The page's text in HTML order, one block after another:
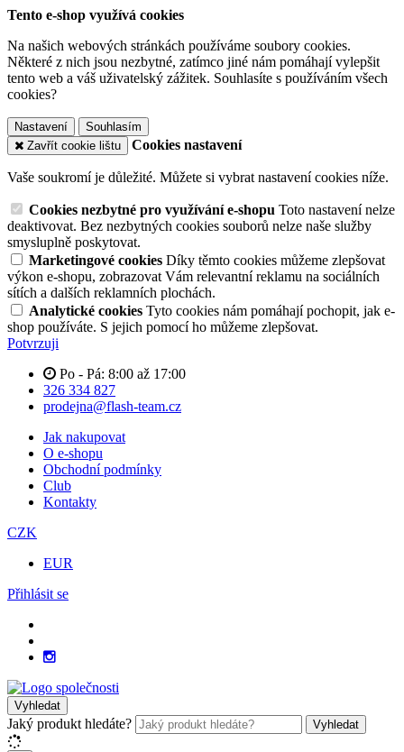
Tento e-shop využívá cookies
Na našich webových stránkách používáme soubory cookies.
Některé z nich jsou nezbytné, zatímco jiné nám pomáhají vylepšit
tento web a váš uživatelský zážitek. Souhlasíte s používáním všech
cookies?
Nastavení
Souhlasím
Zavřít cookie lištu
Cookies nastavení
Vaše soukromí je důležité. Můžete si vybrat nastavení cookies níže.
Cookies nezbytné pro využívání e-shopu Toto nastavení nelze
deaktivovat. Bez nezbytných cookies souborů nelze naše služby
smysluplně poskytovat.
Marketingové cookies Díky těmto cookies můžeme zlepšovat
výkon e-shopu, zobrazovat Vám relevantní reklamu na sociálních
sítích a dalších reklamních plochách.
Analytické cookies Tyto cookies nám pomáhají pochopit, jak e-
shop používáte. S jejich pomocí ho můžeme zlepšovat.
Potvrzuji
Po - Pá: 8:00 až 17:00
326 334 827
prodejna@flash-team.cz
Jak nakupovat
O e-shopu
Obchodní podmínky
Club
Kontakty
CZK
EUR
Přihlásit se
Vyhledat
Jaký produkt hledáte? Vyhledat